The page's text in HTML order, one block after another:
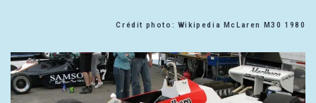
Crédit photo: Wikipedia McLaren M30 1980